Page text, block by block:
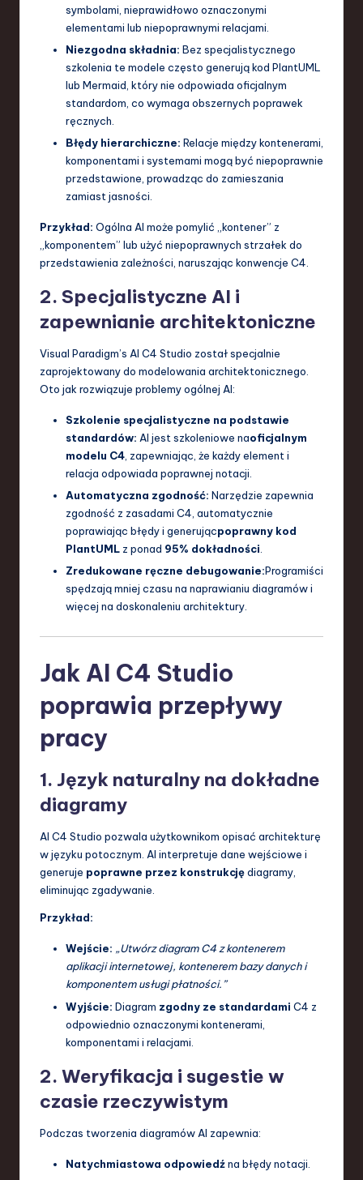
symbolami, nieprawidłowo oznaczonymi
elementami lub niepoprawnymi relacjami.
Niezgodna składnia: Bez specjalistycznego
szkolenia te modele często generują kod PlantUML
lub Mermaid, który nie odpowiada oficjalnym
standardom, co wymaga obszernych poprawek
ręcznych.
Błędy hierarchiczne: Relacje między kontenerami,
komponentami i systemami mogą być niepoprawnie
przedstawione, prowadząc do zamieszania
zamiast jasności.
Przykład: Ogólna AI może pomylić „kontener” z
„komponentem” lub użyć niepoprawnych strzałek do
przedstawienia zależności, naruszając konwencje C4.
2. Specjalistyczne AI i
zapewnianie architektoniczne
Visual Paradigm’s AI C4 Studio został specjalnie
zaprojektowany do modelowania architektonicznego.
Oto jak rozwiązuje problemy ogólnej AI:
Szkolenie specjalistyczne na podstawie
standardów: AI jest szkoleniowe naoficjalnym
modelu C4 , zapewniając, że każdy element i
relacja odpowiada poprawnej notacji.
Automatyczna zgodność: Narzędzie zapewnia
zgodność z zasadami C4, automatycznie
poprawiając błędy i generującpoprawny kod
PlantUML z ponad 95% dokładności
Zredukowane ręczne debugowanie:Programiści
spędzają mniej czasu na naprawianiu diagramów i
więcej na doskonaleniu architektury.
Jak AI C4 Studio
poprawia przepływy
pracy
1. Język naturalny na dokładne
diagramy
AI C4 Studio pozwala użytkownikom opisać architekturę
w języku potocznym. AI interpretuje dane wejściowe i
generuje poprawne przez konstrukcjędiagramy,
eliminując zgadywanie.
Przykład:
Wejście: „Utwórz diagram C4 z kontenerem
aplikacji internetowej, kontenerem bazy danych i
komponentem usługi płatności.”
Wyjście: Diagram zgodny ze standardami C4 z
odpowiednio oznaczonymi kontenerami,
komponentami i relacjami.
2. Weryfikacja i sugestie w
czasie rzeczywistym
Podczas tworzenia diagramów AI zapewnia:
Natychmiastowa odpowiedźna błędy notacji.